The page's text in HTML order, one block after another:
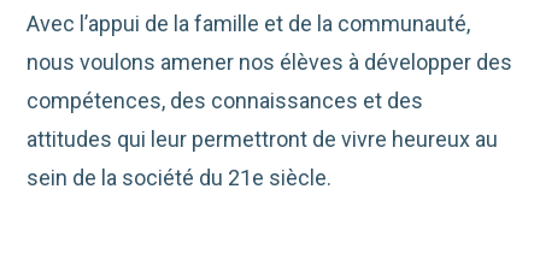
Avec l’appui de la famille et de la communauté,
nous voulons amener nos élèves à développer des
compétences, des connaissances et des
attitudes qui leur permettront de vivre heureux au
sein de la société du 21e siècle.